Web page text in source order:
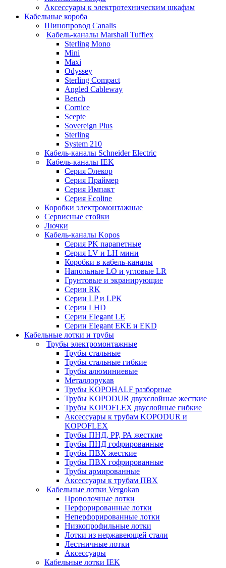
Аксессуары к электротехническим шкафам
Кабельные короба
Шинопровод Canalis
Кабель-каналы Marshall Tufflex
Sterling Mono
Mini
Maxi
Odyssey
Sterling Compact
Angled Cableway
Bench
Cornice
Scepte
Sovereign Plus
Sterling
System 210
Кабель-каналы Schneider Electric
Кабель-каналы IEK
Серия Элекор
Серия Праймер
Серия Импакт
Серия Ecoline
Коробки электромонтажные
Сервисные стойки
Лючки
Кабель-каналы Kopos
Серия PK парапетные
Серия LV и LH мини
Коробки в кабель-каналы
Напольные LO и угловые LR
Грунтовые и экранирующие
Серии RK
Серии LP и LPK
Серии LHD
Серии Elegant LE
Серии Elegant EKE и EKD
Кабельные лотки и трубы
Трубы электромонтажные
Трубы стальные
Трубы стальные гибкие
Трубы алюминиевые
Металлорукав
Трубы KOPOHALF разборные
Трубы KOPODUR двухслойные жесткие
Трубы KOPOFLEX двуслойные гибкие
Аксессуары к трубам KOPODUR и
KOPOFLEX
Трубы ПНД, РР, РА жесткие
Трубы ПНД гофрированные
Трубы ПВХ жесткие
Трубы ПВХ гофрированные
Трубы армированные
Аксессуары к трубам ПВХ
Кабельные лотки Vergokan
Проволочные лотки
Перфорированные лотки
Неперфорированные лотки
Низкопрофильные лотки
Лотки из нержавеющей стали
Лестничные лотки
Аксессуары
Кабельные лотки IEK